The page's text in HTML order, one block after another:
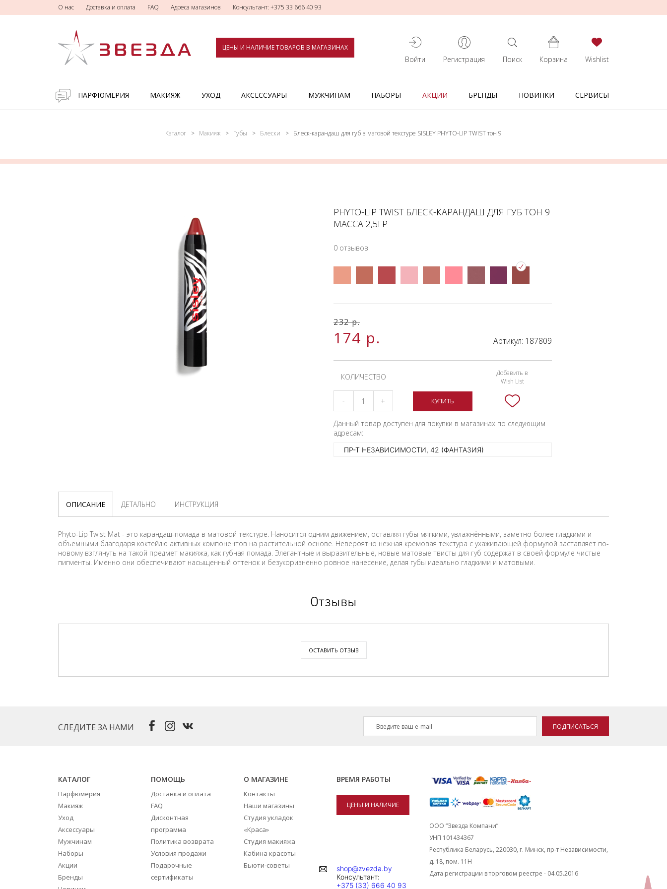
О нас Доставка и оплата FAQ Адреса магазинов Консультант: +375 33 666 40 93
ЦЕНЫ И НАЛИЧИЕ ТОВАРОВ В МАГАЗИНАХ
Войти Регистрация Поиск Корзина Wishlist
ПАРФЮМЕРИЯ МАКИЯЖ УХОД АКСЕССУАРЫ МУЖЧИНАМ НАБОРЫ АКЦИИ БРЕНДЫ НОВИНКИ СЕРВИСЫ
Каталог Макияж Губы Блески Блеск-карандаш для губ в матовой текстуре SISLEY PHYTO-LIP TWIST тон 9
PHYTO-LIP TWIST БЛЕСК-КАРАНДАШ ДЛЯ ГУБ ТОН 9
МАССА 2,5ГР
0 отзывов
232р.
174 р. Артикул: 187809
КОЛИЧЕСТВО
- + КУПИТЬ
Добавить в
Wish List
Данный товар доступен для покупки в магазинах по следующим
адресам:
ПР-Т НЕЗАВИСИМОСТИ, 42 (ФАНТАЗИЯ)
ОПИСАНИЕ ДЕТАЛЬНО ИНСТРУКЦИЯ
Phyto-Lip Twist Mat - это карандаш-помада в матовой текстуре. Наносится одним движением, оставляя губы мягкими, увлажнёнными, заметно более гладкими и
объёмными благодаря коктейлю активных компонентов на растительной основе. Невероятно нежная кремовая текстура с ухаживающей формулой заставляет по-
новому взглянуть на такой предмет макияжа, как губная помада. Элегантные и выразительные, новые матовые твисты для губ содержат в своей формуле чистые
пигменты. Именно они обеспечивают насыщенный оттенок и безукоризненно ровное нанесение, делая губы идеально гладкими и матовыми.
Отзывы
ОСТАВИТЬ ОТЗЫВ
СЛЕДИТЕ ЗА НАМИ ПОДПИСАТЬСЯ
КАТАЛОГ
Парфюмерия
Макияж
Уход
Аксессуары
Мужчинам
Наборы
Акции
Бренды
ПОМОЩЬ
Доставка и оплата
FAQ
Дисконтная
программа
Политика возврата
Условия продажи
Подарочные
сертификаты
О МАГАЗИНЕ
Контакты
Наши магазины
Студия укладок
«Краса»
Студия макияжа
Кабина красоты
Бьюти-советы
ВРЕМЯ РАБОТЫ
ЦЕНЫ И НАЛИЧИЕ
shop@zvezda.by
Консультант:
+375 (33) 666 40 93
ООО “Звезда Компани”
УНП 101434367
Республика Беларусь, 220030, г. Минск, пр-т Независимости,
д. 18, пом. 11Н
Дата регистрации в торговом реестре - 04.05.2016